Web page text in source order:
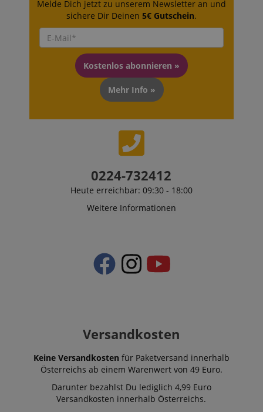
Melde Dich jetzt zu unserem Newsletter an und
sichere Dir Deinen 5€ Gutschein.
Kostenlos abonnieren »
Mehr Info »
0224-732412
Heute erreichbar: 09:30 - 18:00
Weitere Informationen
Versandkosten
Keine Versandkosten für Paketversand innerhalb
Österreichs ab einem Warenwert von 49 Euro.
Darunter bezahlst Du lediglich 4,99 Euro
Versandkosten innerhalb Österreichs.